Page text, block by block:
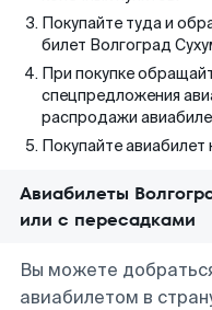
Покупайте туда и
билет Волгоград
При покупке
спецпредложения
распродажи
Покупайте авиабилет
Авиабилеты
или с пересадками
Вы можете
авиабилетом в